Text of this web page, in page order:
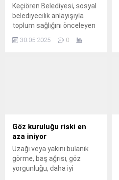
Keçiören Belediyesi, sosyal
belediyecilik anlayışıyla
toplum sağlığını önceleyen
vatandaşla buluşturdu.
30.05.2025 0
Göz kuruluğu riski en
aza iniyor
Uzağı veya yakını bulanık
görme, baş ağrısı, göz
yorgunluğu, daha iyi